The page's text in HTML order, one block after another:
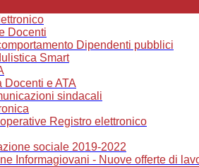
Docenti
Dipendenti pubblici
Smart
Docenti e ATA
sindacali
Registro elettronico
sociale 2019-2022
Informagiovani - Nuove offerte di